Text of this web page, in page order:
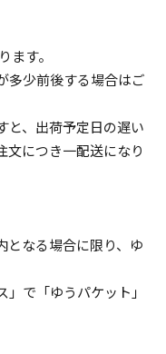
ます。
多少前後する場合はご
と、出荷予定日の遅い
文につき一配送になり
となる場合に限り、ゆ
で「ゆうパケット」